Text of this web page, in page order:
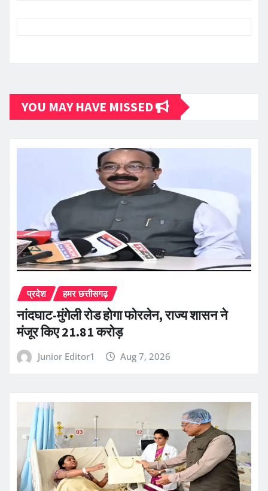
YOU MAY HAVE MISSED
प्रदेश हमर छत्तीसगढ़
नांदघाट-मुंगेली रोड होगा फोरलेन, राज्य शासन ने
मंजूर किए 21.81 करोड़
Junior Editor1 Aug 7, 2026